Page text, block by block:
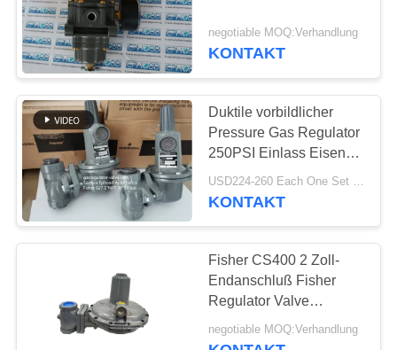
NEUIGKEITEN
BITTE UM
EIN
ANGEBOT
SITEMAP
DATENSCHUTZERKLÄRUNG
negotiable MOQ:Verhandlung
KONTAKT
Duktile vorbildlicher
Pressure Gas Regulator
250PSI Einlass Eisen-
Fisher Gas Regulators
627
KONTAKT
Fisher CS400 2 Zoll-
Endanschluß Fisher
Regulator Valve
CS400IN8EC8
verwenden auf Gas-
negotiable MOQ:Verhandlung